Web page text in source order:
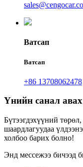
Ватсап
Ватсап
+86 13708062478
Үнийн санал авах
Бүтээгдэхүүний
шаардлагуудаа
холбоо барих болно!
Энд мессежээ бичээд